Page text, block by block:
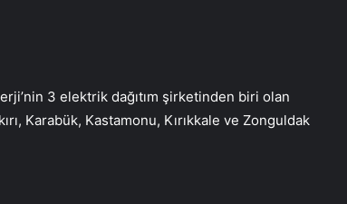
3 elektrik dağıtım şirketinden biri olan
Karabük, Kastamonu, Kırıkkale ve Zonguldak